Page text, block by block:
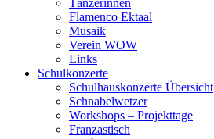
Tänzerinnen
Flamenco Ektaal
Musaik
Verein WOW
Links
Schulkonzerte
Schulhauskonzerte Übersicht
Schnabelwetzer
Workshops – Projekttage
Franzastisch